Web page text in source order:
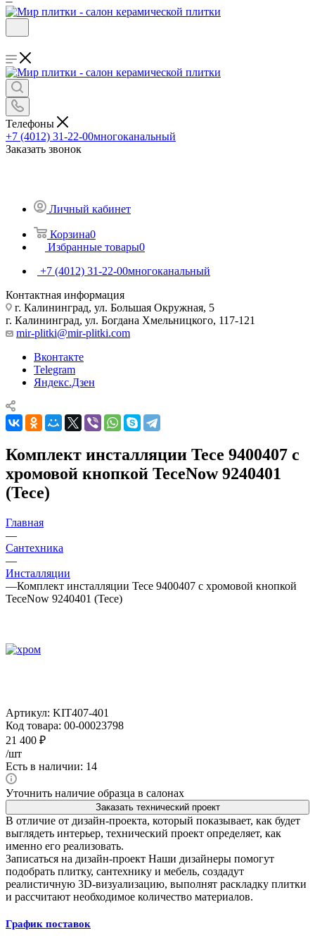
Телефоны
+7 (4012) 31-22-00многоканальный
Заказать звонок
Личный кабинет
Корзина0
Избранные товары0
+7 (4012) 31-22-00многоканальный
Контактная информация
г. Калининград, ул. Большая Окружная, 5
г. Калининград, ул. Богдана Хмельницкого, 117-121
mir-plitki@mir-plitki.com
Вконтакте
Telegram
Яндекс.Дзен
Комплект инсталляции Tece 9400407 с
хромовой кнопкой TeceNow 9240401
(Tece)
Главная
—
Сантехника
—
Инсталляции
—Комплект инсталляции Tece 9400407 с хромовой кнопкой
TeceNow 9240401 (Tece)
Артикул: KIT407-401
Код товара: 00-00023798
21 400 ₽
/шт
Есть в наличии: 14
Уточнить наличие образца в салонах
Заказать технический проект
В отличие от дизайн-проекта, который показывает, как будет
выглядеть интерьер, технический проект определяет, как
именно его реализовать.
Записаться на дизайн-проект Наши дизайнеры помогут
подобрать плитку, сантехнику и мебель, создадут
реалистичную 3D-визуализацию, выполнят раскладку плитки
и рассчитают необходимое количество материалов.
График поставок